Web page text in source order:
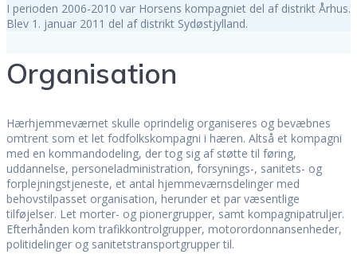
I perioden 2006-2010 var Horsens kompagniet del af distrikt Århus.
Blev 1. januar 2011 del af distrikt Sydøstjylland.
Organisation
Hærhjemmeværnet skulle oprindelig organiseres og bevæbnes
omtrent som et let fodfolkskompagni i hæren. Altså et kompagni
med en kommandodeling, der tog sig af støtte til føring,
uddannelse, personeladministration, forsynings-, sanitets- og
forplejningstjeneste, et antal hjemmeværnsdelinger med
behovstilpasset organisation, herunder et par væsentlige
tilføjelser. Let morter- og pionergrupper, samt kompagnipatruljer.
Efterhånden kom trafikkontrolgrupper, motorordonnansenheder,
politidelinger og sanitetstransportgrupper til.